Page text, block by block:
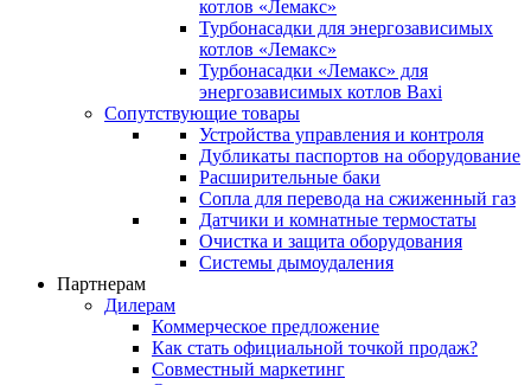
котлов «Лемакс»
Турбонасадки для энергозависимых
котлов «Лемакс»
Турбонасадки «Лемакс» для
энергозависимых котлов Baxi
Сопутствующие товары
Устройства управления и контроля
Дубликаты паспортов на оборудование
Расширительные баки
Сопла для перевода на сжиженный газ
Датчики и комнатные термостаты
Очистка и защита оборудования
Системы дымоудаления
Партнерам
Дилерам
Коммерческое предложение
Как стать официальной точкой продаж?
Совместный маркетинг